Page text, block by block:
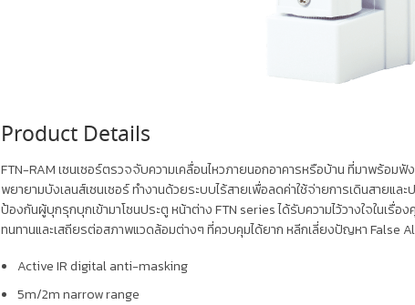
Product Details
FTN-RAM เซนเซอร์ตรวจจับความเคลื่อนไหวภายนอกอาคารหรือบ้าน ที่มาพร้อ
พยายามบังเลนส์เซนเซอร์ ทำงานด้วยระบบไร้สายเพื่อลดค่าใช้จ่ายการเดินสายแล
ป้องกันผู้บุกรุกบุกเข้ามาโซนประตู หน้าต่าง FTN series ได้รับความไว้วางใจในเ
ทนทานและเสถียรต่อสภาพแวดล้อมต่างๆ ที่ควบคุมได้ยาก หลีกเลี่ยงปัญหา False
Active IR digital anti-masking
5m/2m narrow range